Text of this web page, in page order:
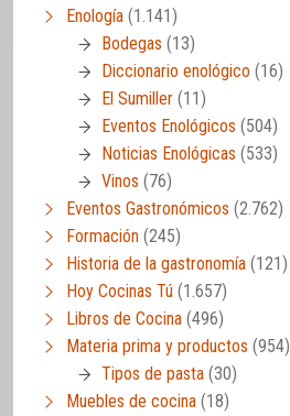
Enología (1.141)
Bodegas (13)
Diccionario enológico (16)
El Sumiller (11)
Eventos Enológicos (504)
Noticias Enológicas (533)
Vinos (76)
Eventos Gastronómicos (2.762)
Formación (245)
Historia de la gastronomía (121)
Hoy Cocinas Tú (1.657)
Libros de Cocina (496)
Materia prima y productos (954)
Tipos de pasta (30)
Muebles de cocina (18)